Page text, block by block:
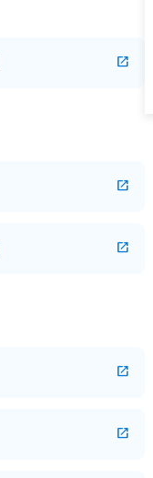
open_in_new
open_in_new
open_in_new
open_in_new
open_in_new